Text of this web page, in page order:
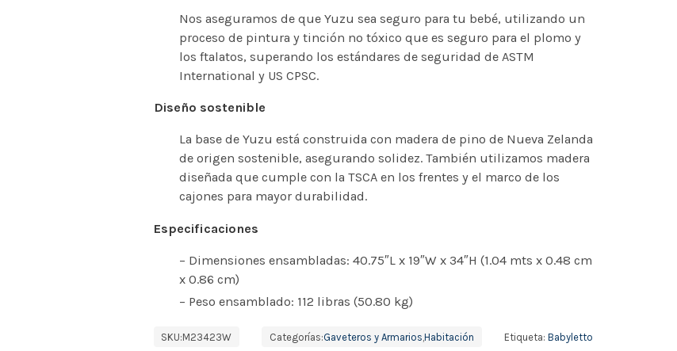
Nos aseguramos de que Yuzu sea seguro para tu bebé, utilizando un
proceso de pintura y tinción no tóxico que es seguro para el plomo y
los ftalatos, superando los estándares de seguridad de ASTM
International y US CPSC.
Diseño sostenible
La base de Yuzu está construida con madera de pino de Nueva Zelanda
de origen sostenible, asegurando solidez. También utilizamos madera
diseñada que cumple con la TSCA en los frentes y el marco de los
cajones para mayor durabilidad.
Especificaciones
– Dimensiones ensambladas: 40.75″L x 19″W x 34″H (1.04 mts x 0.48 cm
x 0.86 cm)
– Peso ensamblado: 112 libras (50.80 kg)
SKU:M23423W Categorías:Gaveteros y Armarios Habitación Etiqueta: Babyletto